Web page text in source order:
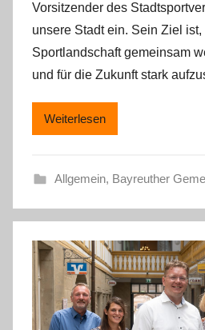
Vorsitzender des
unsere Stadt ein. Sein Ziel
Sportlandschaft gemeinsam
und für die Zukunft stark
Weiterlesen
Allgemein, Bayreuther